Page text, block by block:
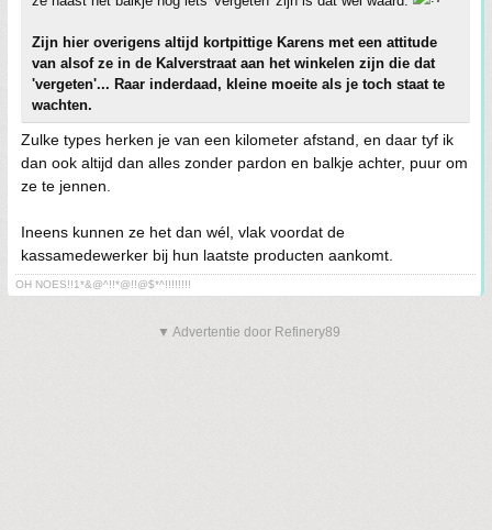
Zijn hier overigens altijd kortpittige Karens met een attitude
van alsof ze in de Kalverstraat aan het winkelen zijn die dat
'vergeten'... Raar inderdaad, kleine moeite als je toch staat te
wachten.
Zulke types herken je van een kilometer afstand, en daar tyf ik
dan ook altijd dan alles zonder pardon en balkje achter, puur om
ze te jennen.
Ineens kunnen ze het dan wél, vlak voordat de
kassamedewerker bij hun laatste producten aankomt.
OH NOES!!1*&@^!!*@!!@$*^!!!!!!!!
▼ Advertentie door Refinery89